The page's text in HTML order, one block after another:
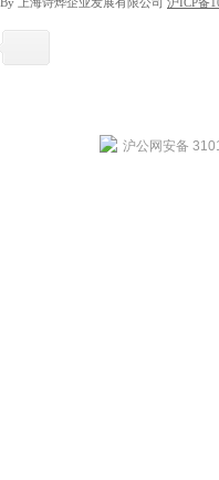
沪公网安备